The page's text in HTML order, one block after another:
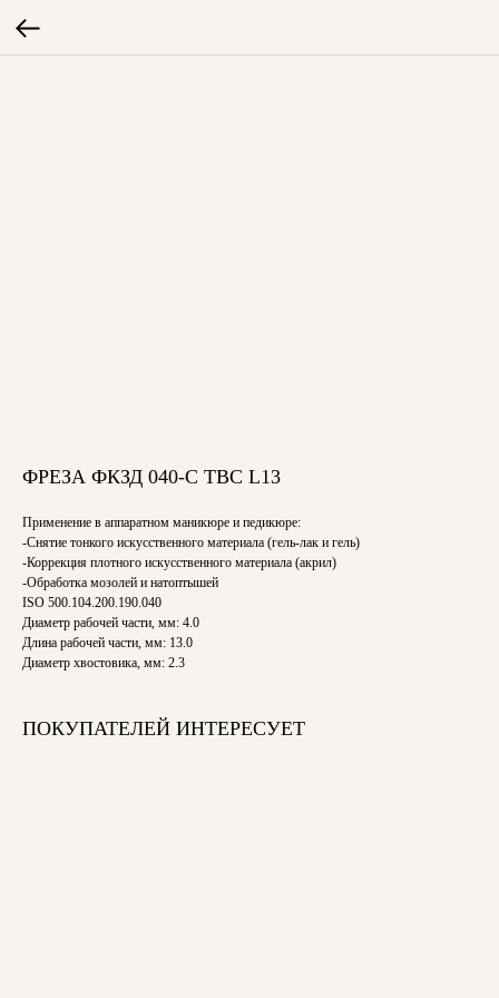
ФРЕЗА ФКЗД 040-С ТВС L13
Применение в аппаратном маникюре и педикюре:
-Снятие тонкого искусственного материала (гель-лак и гель)
-Коррекция плотного искусственного материала (акрил)
-Обработка мозолей и натоптышей
ISO 500.104.200.190.040
Диаметр рабочей части, мм: 4.0
Длина рабочей части, мм: 13.0
Диаметр хвостовика, мм: 2.3
ПОКУПАТЕЛЕЙ ИНТЕРЕСУЕТ